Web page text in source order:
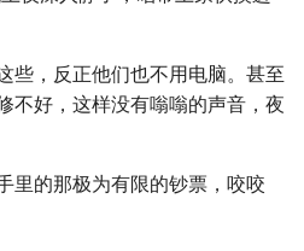
些，反正他们也不用电脑。甚至
不好，这样没有嗡嗡的声音，夜
里的那极为有限的钞票，咬咬